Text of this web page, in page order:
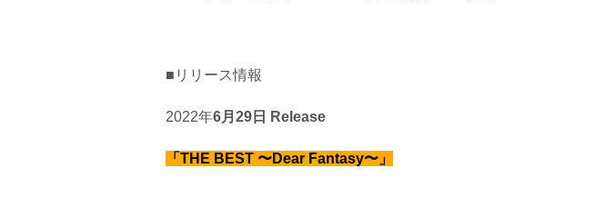
■リリース情報
2022年6月29日 Release
「THE BEST 〜Dear Fantasy〜」